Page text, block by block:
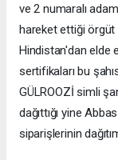
ve 2 numaralı
hareket ettiği örgüt
Hindistan'dan elde
sertifikaları bu
GÜLROOZİ simli
dağıttığı yine
siparişlerinin